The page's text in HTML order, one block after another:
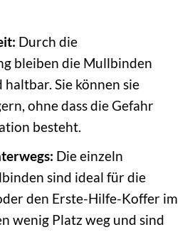
Durch die
bleiben die Mullbinden
Sie können sie
ohne dass die Gefahr
besteht.
Die einzeln
sind ideal für die
den Erste-Hilfe-Koffer im
wenig Platz weg und sind